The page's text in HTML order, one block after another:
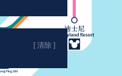
[ 清除 ]